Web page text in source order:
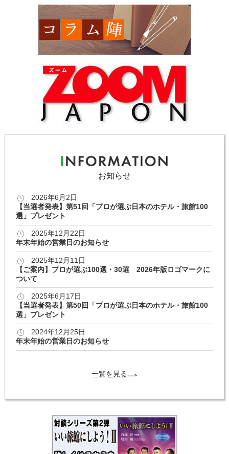
お知らせ
2026年6月2日
【当選者発表】第51回「プロが選ぶ日本のホテル・旅館100
選」プレゼント
2025年12月22日
年末年始の営業日のお知らせ
2025年12月11日
【ご案内】プロが選ぶ100選・30選 2026年版ロゴマークに
ついて
2025年6月17日
【当選者発表】第50回「プロが選ぶ日本のホテル・旅館100
選」プレゼント
2024年12月25日
年末年始の営業日のお知らせ
一覧を見る